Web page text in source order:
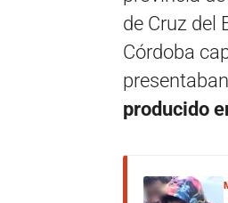
de Cruz del
Córdoba
producido